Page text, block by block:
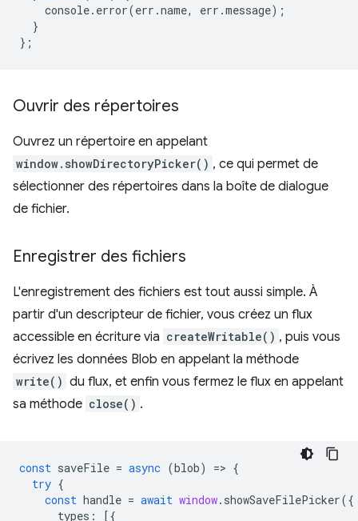
console. error(err .name, err .message);
}
};
Ouvrir des répertoires
Ouvrez un répertoire en appelant
window.showDirectoryPicker() , ce qui permet de
sélectionner des répertoires dans la boîte de dialogue
de fichier.
Enregistrer des fichiers
L'enregistrement des fichiers est tout aussi simple. À
partir d'un descripteur de fichier, vous créez un flux
accessible en écriture via createWritable() , puis vous
écrivez les données Blob en appelant la méthode
write() du flux, et enfin vous fermez le flux en appelant
sa méthode close() .
const saveFile = async (blob) => {
try {
const handle = await window. showSaveFilePicker({
types :
[{